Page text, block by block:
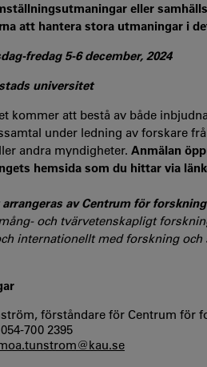
eller
att hantera stora utmaningar i
fredag 5-6 december, 2024
universitet
kommer att bestå av både
under ledning av forskare
andra myndigheter. Anmälan
hemsida som du hittar via
av Centrum för
och tvärvetenskapligt
internationellt med forskning
förståndare för Centrum för
700 2395